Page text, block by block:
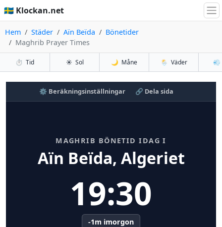
🇸🇪 Klockan.net
Hem Städer Aïn Beïda
Bönetider
Maghrib Prayer Times
⏱️ Tid ☀️ Sol 🌙 Måne 🌦️ Väder 💨
⚙️ Beräkningsinställningar 🔗 Dela sida
MAGHRIB BÖNETID IDAG I
Aïn Beïda, Algeriet
19:30
-1m imorgon